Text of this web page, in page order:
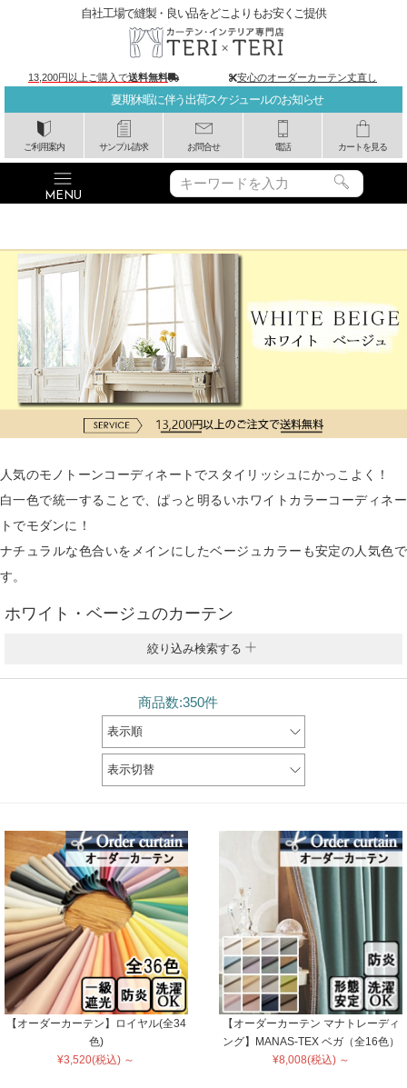
夏期休暇に伴う出荷スケジュールのお知らせ
ご利用案内 サンプル請求 お問合せ 電話 カートを見る
自社工場で縫製・良い品をどこよりもお安くご提供
13,200円以上ご購入で送料無料 安心のオーダーカーテン丈直し
人気のモノトーンコーディネートでスタイリッシュにかっこよく！
白一色で統一することで、ぱっと明るいホワイトカラーコーディネー
トでモダンに！
ナチュラルな色合いをメインにしたベージュカラーも安定の人気色で
す。
ホワイト・ベージュのカーテン
絞り込み検索する
商品数:350件
表示順
表示切替
【オーダーカーテン】ロイヤル(全34
色)
¥3,520(税込) ～
【オーダーカーテン マナトレーディ
ング】MANAS-TEX ベガ（全16色）
¥8,008(税込) ～